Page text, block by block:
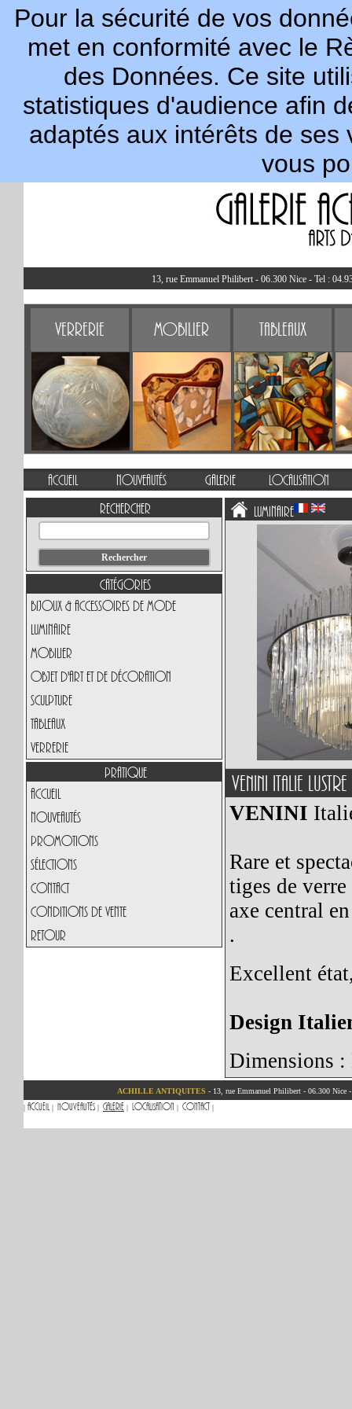
Pour la sécurité de vos
met en conformité avec le
des Données. Ce site
statistiques d'audience afin
adaptés aux intérêts de
vous
13, rue Emmanuel Philibert - 06.300 Nice - Tel :
Verrerie Mobilier Tableaux
Accueil Nouveautés Galerie
Localisation
Rechercher
Catégories
Bijoux & Accessoires de Mode
Luminaire
Mobilier
Objet d'art et de Décoration
Sculpture
Tableaux
Verrerie
Pratique
Accueil
Nouveautés
Promotions
Sélections
Contact
Conditions de vente
Retour
Luminaire
Venini Italie
VENINI
Rare et
tiges de
axe central
.
Excellent
Design
Dimensions :
ACHILLE ANTIQUITES - 13, rue Emmanuel Philibert - 06.300
| Accueil | Nouveautés| Galerie | Localisation | Contact |